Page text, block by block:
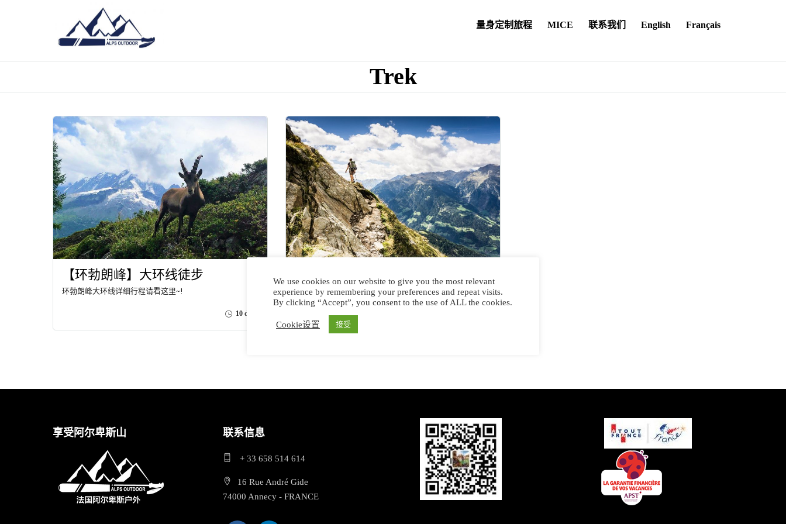
量身定制旅程 MICE 联系我们 English Français
Trek
【环勃朗峰】大环线徒步
环勃朗峰大环线详细行程请看这里~!
10 days
法意瑞环勃朗峰徒步-安纳西户外
天堂之旅 Tour of Mont Blanc
勃朗峰 地区有很多形形色色的远足徒步路线
享受阿尔卑斯山 联系信息
+ 33 658 514 614
16 Rue André Gide
74000 Annecy - FRANCE
We use cookies on our website to give you the most relevant
experience by remembering your preferences and repeat visits.
By clicking “Accept”, you consent to the use of ALL the cookies.
Cookie设置 接受